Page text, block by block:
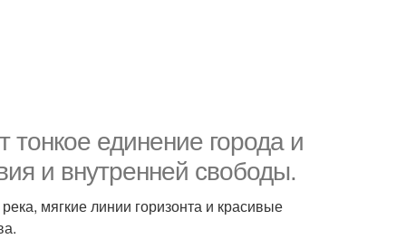
единение города и
и внутренней свободы.
мягкие линии горизонта и красивые